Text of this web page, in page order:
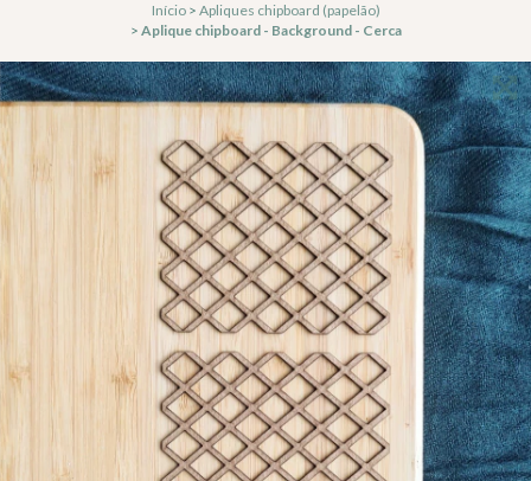
Início > Apliques chipboard (papelão)
> Aplique chipboard - Background - Cerca